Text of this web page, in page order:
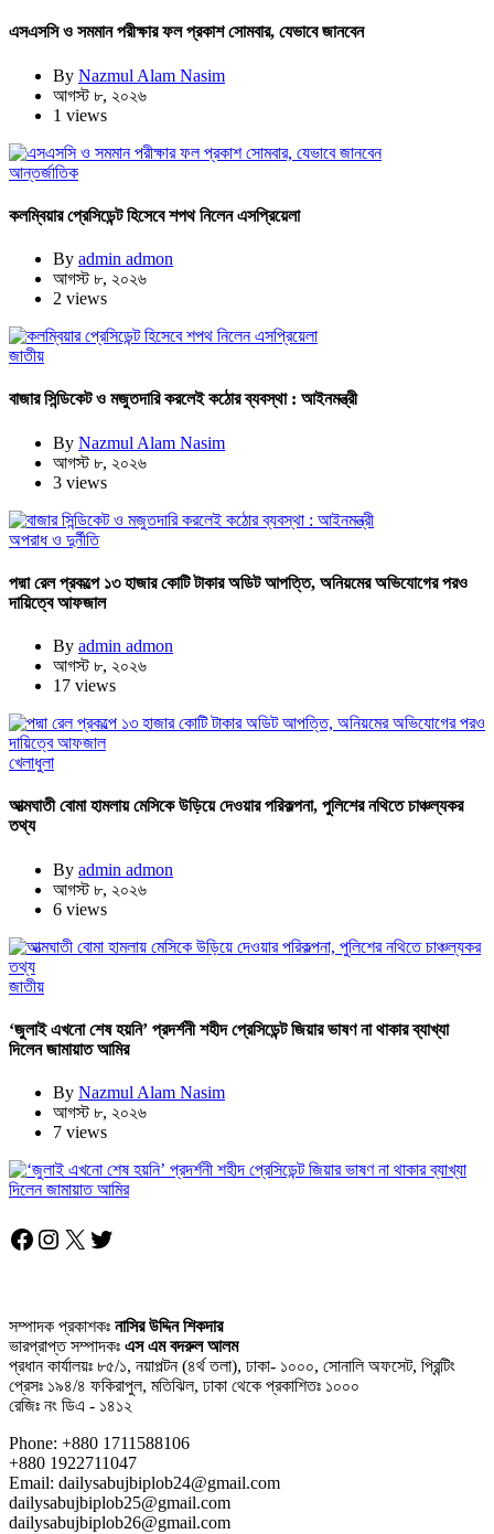
এসএসসি ও সমমান পরীক্ষার ফল প্রকাশ সোমবার, যেভাবে জানবেন
By Nazmul Alam Nasim
আগস্ট ৮, ২০২৬
1 views
আন্তর্জাতিক
কলম্বিয়ার প্রেসিডেন্ট হিসেবে শপথ নিলেন এসপ্রিয়েলা
By admin admon
আগস্ট ৮, ২০২৬
2 views
জাতীয়
বাজার সিন্ডিকেট ও মজুতদারি করলেই কঠোর ব্যবস্থা : আইনমন্ত্রী
By Nazmul Alam Nasim
আগস্ট ৮, ২০২৬
3 views
অপরাধ ও দুর্নীতি
পদ্মা রেল প্রকল্পে ১৩ হাজার কোটি টাকার অডিট আপত্তি, অনিয়মের অভিযোগের পরও
দায়িত্বে আফজাল
By admin admon
আগস্ট ৮, ২০২৬
17 views
খেলাধুলা
আত্মঘাতী বোমা হামলায় মেসিকে উড়িয়ে দেওয়ার পরিকল্পনা, পুলিশের নথিতে চাঞ্চল্যকর
তথ্য
By admin admon
আগস্ট ৮, ২০২৬
6 views
জাতীয়
‘জুলাই এখনো শেষ হয়নি’ প্রদর্শনী শহীদ প্রেসিডেন্ট জিয়ার ভাষণ না থাকার ব্যাখ্যা
দিলেন জামায়াত আমির
By Nazmul Alam Nasim
আগস্ট ৮, ২০২৬
7 views
Facebook
Instagram
X Twitter
সম্পাদক প্রকাশকঃ নাসির উদ্দিন শিকদার
ভারপ্রাপ্ত সম্পাদকঃ এস এম বদরুল আলম
প্রধান কার্যালয়ঃ ৮৫/১, নয়াপল্টন (৪র্থ তলা), ঢাকা- ১০০০, সোনালি অফসেট, প্রিন্টিং
প্রেসঃ ১৯৪/৪ ফকিরাপুল, মতিঝিল, ঢাকা থেকে প্রকাশিতঃ ১০০০
রেজিঃ নং ডিএ - ১৪১২
Phone: +880 1711588106
+880 1922711047
Email: dailysabujbiplob24@gmail.com
dailysabujbiplob25@gmail.com
dailysabujbiplob26@gmail.com